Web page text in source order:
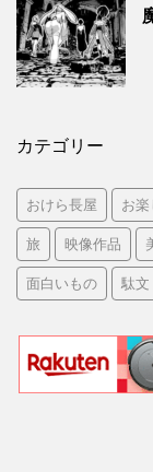
カテゴリー
おけら長屋 お楽
旅 映像作品
面白いもの 駄文